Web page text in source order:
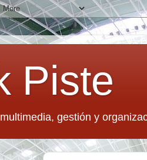
Piste
gestión y